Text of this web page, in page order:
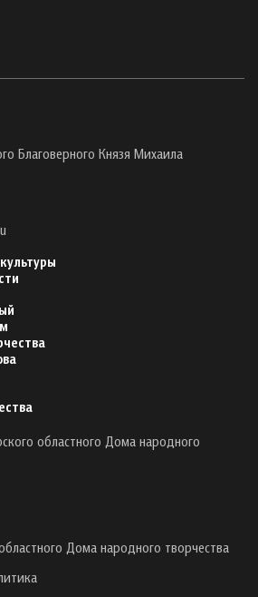
Благоверного Князя Михаила
областного Дома народного
Дома народного творчества